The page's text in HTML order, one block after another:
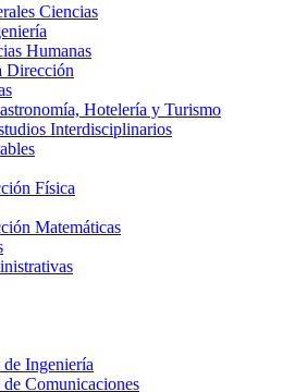
Ciencias
Humanas
Dirección
Hotelería y Turismo
Interdisciplinarios
Física
Matemáticas
Ingeniería
Comunicaciones